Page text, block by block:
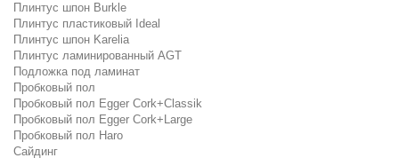
Плинтус шпон Burkle
Плинтус пластиковый Ideal
Плинтус шпон Karelia
Плинтус ламинированный AGT
Подложка под ламинат
Пробковый пол
Пробковый пол Egger Cork+Classik
Пробковый пол Egger Cork+Large
Пробковый пол Haro
Сайдинг